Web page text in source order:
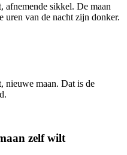
afnemende sikkel. De maan
uren van de nacht zijn donker.
nieuwe maan. Dat is de
zelf wilt